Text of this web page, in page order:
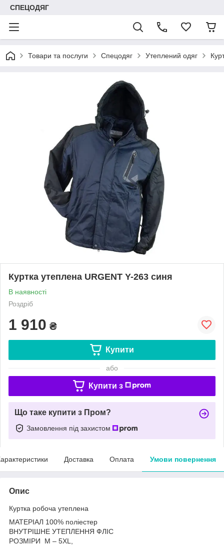
СПЕЦОДЯГ
Товари та послуги Спецодяг Утеплений одяг
Куртка утеплена URGENT Y-263 синя
В наявності
Роздріб
1 910 ₴
Купити
або
Купити з
Що таке купити з Пром?
Замовлення під захистом
Доставка Оплата Умови повернення
Опис
Куртка робоча утеплена
МАТЕРІАЛ 100% поліестер
ВНУТРІШНЕ УТЕПЛЕННЯ ФЛІС
РОЗМІРИ M – 5XL,